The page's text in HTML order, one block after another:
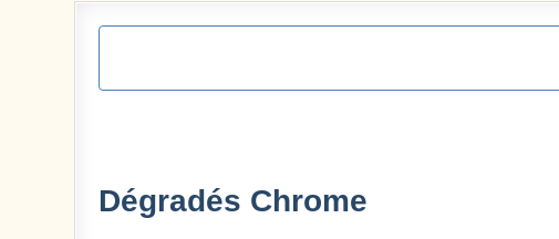
Dégradés Chrome